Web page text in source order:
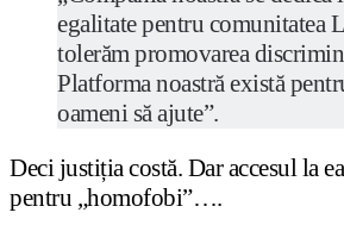
egalitate pentru comunitatea
tolerăm promovarea
Platforma noastră există
oameni să ajute”.
Deci justiția costă. Dar accesul la
pentru „homofobi”….